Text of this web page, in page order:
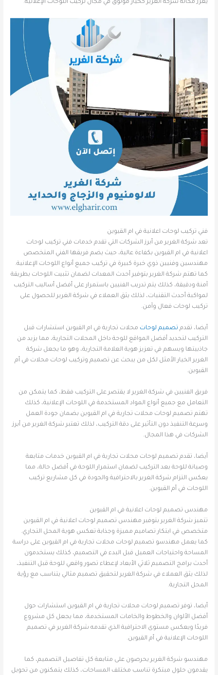
يعزز مكانة شركة الغرير كخيار موثوق في مجال تركيب اللوحات الإعلانية.
فني تركيب لوحات اعلانية في ام القيوين
تعد شركة الغرير من أبرز الشركات التي تقدم خدمات فني تركيب لوحات
اعلانية في ام القيوين بكفاءة عالية، حيث يضم فريقها الفني المتخصص
مهندسين وفنيين ذوي خبرة كبيرة في تركيب جميع أنواع اللوحات الإعلانية.
كما تهتم شركة الغرير بتوفير أحدث المعدات لضمان تثبيت اللوحات بطريقة
آمنة ودقيقة، كذلك يتم تدريب الفنيين باستمرار على أفضل أساليب التركيب
لمواكبة أحدث التقنيات، لذلك يثق العملاء في شركة الغرير للحصول على
تركيب لوحات فعال وآمن.
أيضا، تقدم تصميم لوحات محلات تجارية في ام القيوين استشارات قبل
التركيب لتحديد أفضل المواقع للوحة داخل المحلات التجارية، مما يزيد من
جاذبيتها ويسهم في تعزيز هوية العلامة التجارية، وهو ما يجعل شركة
الغرير الخيار الأمثل لكل من يبحث عن تصميم وتركيب لوحات محلات في أم
القيوين.
فريق الفنيين في شركة الغرير لا يقتصر على التركيب فقط، كما يتمكن من
التعامل مع جميع أنواع المواد المستخدمة في اللوحات الإعلانية، كذلك
تهتم تصميم لوحات محلات تجارية في ام القيوين بضمان جودة العمل
وسرعة التنفيذ دون التأثير على دقة التركيب، لذلك تعتبر شركة الغرير من أبرز
الشركات في هذا المجال.
أيضا، تقدم تصميم لوحات محلات تجارية في ام القيوين خدمات متابعة
وصيانة للوحة بعد التركيب لضمان استمرار اللوحة في أفضل حالة، مما
يعكس التزام شركة الغرير بالاحترافية والجودة في كل مشاريع تركيب
اللوحات في أم القيوين.
مهندس تصميم لوحات اعلانية في ام القيوين
تتميز شركة الغرير بتوفير مهندس تصميم لوحات اعلانية في ام القيوين
متخصص في ابتكار تصاميم مميزة وجذابة تعكس هوية المحل التجاري.
كما يعمل مهندسو تصميم لوحات محلات تجارية في ام القيوين على دراسة
المساحة واحتياجات العميل قبل البدء في التصميم، كذلك يستخدمون
أحدث برامج التصميم ثلاثي الأبعاد لإعطاء تصور واقعي للوحة قبل التنفيذ،
لذلك يثق العملاء في شركة الغرير لتحقيق تصميم مثالي يتناسب مع رؤية
المحل التجارية.
أيضا، توفر تصميم لوحات محلات تجارية في ام القيوين استشارات حول
أفضل الألوان والخطوط والخامات المستخدمة، مما يجعل كل مشروع
فريدًا ويعكس مستوى الاحترافية الذي تقدمه شركة الغرير في تصميم
اللوحات الإعلانية في أم القيوين.
مهندسو شركة الغرير يحرصون على متابعة كل تفاصيل التصميم، كما
يقدمون حلول مبتكرة تناسب مختلف المساحات، كذلك يتمكنون من تحويل